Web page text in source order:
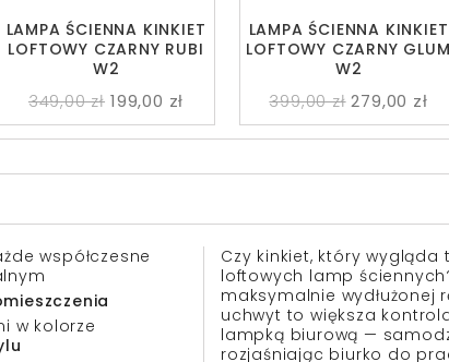
LAMPA ŚCIENNA KINKIET
LOFTOWY CZARNY RUBI
W2
349,00 zł 199,00 zł
LAMPA ŚCIENNA KINKIET
LOFTOWY CZARNY
W2
399,00 zł 279,00 zł
współczesne
w kolorze
Czy kinkiet, który
loftowych lamp
maksymalnie wydłużonej
uchwyt to większa
lampką biurową —
rozjaśniając biurko do